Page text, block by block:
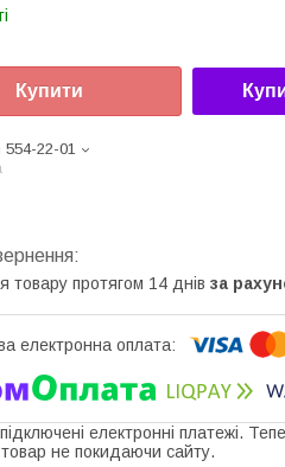
Купити
554-22-01
товару протягом 14 днів за
електронні платежі.
не покидаючи сайту.